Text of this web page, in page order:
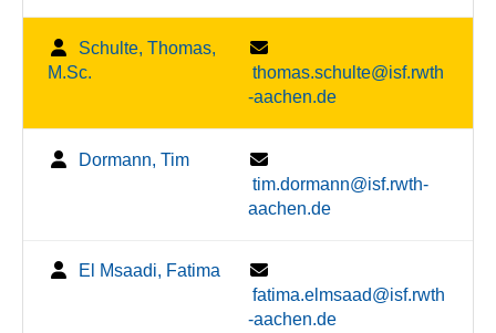
Schulte, Thomas,
M.Sc.
thomas.schulte@isf.rwth
-aachen.de
Dormann, Tim
tim.dormann@isf.rwth-
aachen.de
El Msaadi, Fatima
fatima.elmsaad@isf.rwth
-aachen.de